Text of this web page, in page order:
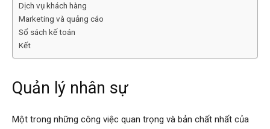
Dịch vụ khách hàng
Marketing và quảng cáo
Sổ sách kế toán
Kết
Quản lý nhân sự
Một trong những công việc quan trọng và bản chất nhất của